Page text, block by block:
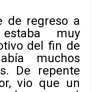
regreso a
muy
del fin de
muchos
De repente
vio que un